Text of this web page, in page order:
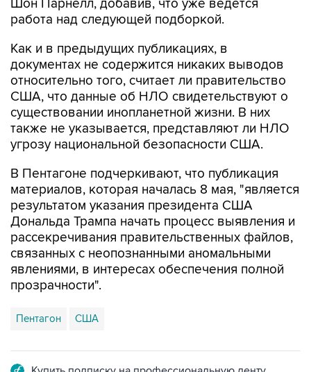
Как и в предыдущих публикациях, в
относительно того, считает ли правительство
США, что данные об НЛО свидетельствуют о
существовании инопланетной жизни. В них
также не указывается, представляют ли НЛО
угрозу национальной безопасности США.
В Пентагоне подчеркивают, что публикация
результатом указания президента США
Дональда Трампа начать процесс выявления и
рассекречивания правительственных файлов,
связанных с неопознанными аномальными
явлениями, в интересах обеспечения полной
прозрачности".
Пентагон США
Подписаться на рассылку главных новостей сайта